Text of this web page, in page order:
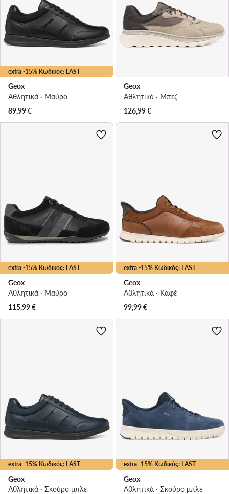
extra -15% Κωδικός: LAST
Geox
Αθλητικά · Μαύρο
89,99€
Geox
Αθλητικά · Μπεζ
126,99€
extra -15% Κωδικός: LAST
Geox
Αθλητικά · Μαύρο
115,99€
extra -15% Κωδικός: LAST
Geox
Αθλητικά · Καφέ
99,99€
extra -15% Κωδικός: LAST
Geox
Αθλητικά · Σκούρο μπλε
extra -15% Κωδικός: LAST
Geox
Αθλητικά · Σκούρο μπλε